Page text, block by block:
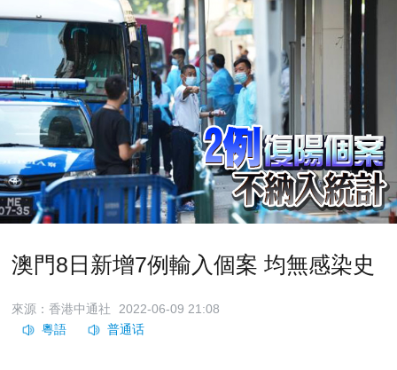
澳門8日新增7例輸入個案 均無感染史
來源：香港中通社 2022-06-09 21:08